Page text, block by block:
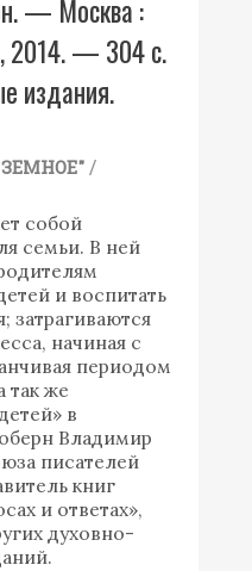
— Москва :
2014. — 304 с.
издания.
/
собой
семьи. В ней
и воспитать
затрагиваются
начиная с
периодом
так же
в
Владимир
писателей
книг
и ответах»,
духовно-